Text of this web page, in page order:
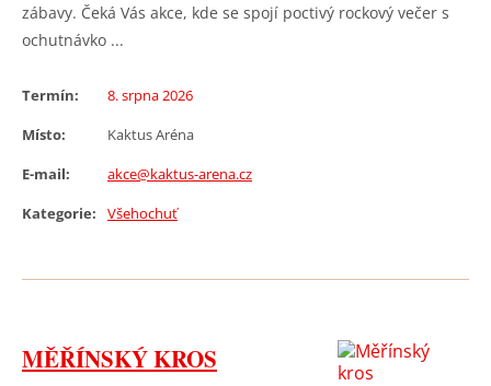
zábavy. Čeká Vás akce, kde se spojí poctivý rockový večer s
ochutnávko ...
Termín:
8. srpna 2026
Místo:
Kaktus Aréna
E-mail:
akce@kaktus-arena.cz
Kategorie:
Všehochuť
MĚŘÍNSKÝ KROS